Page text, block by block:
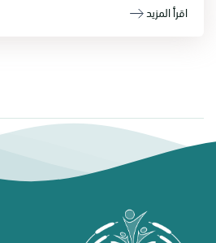
اقرأ المزيد